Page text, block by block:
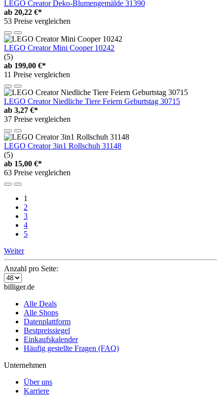
LEGO Creator Deko-Blumengemälde 31390
ab 20,22 €*
53 Preise vergleichen
LEGO Creator Mini Cooper 10242
(5)
ab 199,00 €*
11 Preise vergleichen
LEGO Creator Niedliche Tiere Feiern Geburtstag 30715
ab 3,27 €*
37 Preise vergleichen
LEGO Creator 3in1 Rollschuh 31148
(5)
ab 15,00 €*
63 Preise vergleichen
1
2
3
4
5
Weiter
Anzahl pro Seite:
billiger.de
Alle Deals
Alle Shops
Datenplattform
Bestpreissiegel
Einkaufskalender
Häufig gestellte Fragen (FAQ)
Unternehmen
Über uns
Karriere